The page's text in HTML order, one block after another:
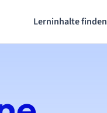
Lerninhalte finden